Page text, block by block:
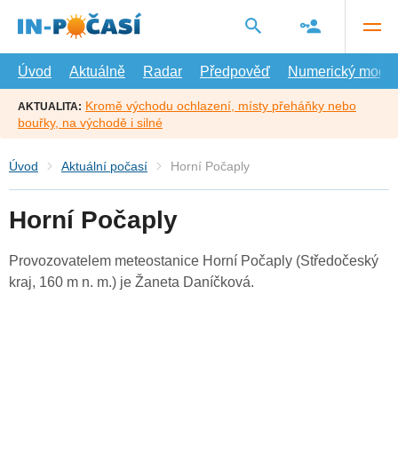
hlavní
Úvod
Aktuálně Radar Předpověď Numerický model
AKTUALITA: Kromě východu ochlazení, místy přeháňky nebo
bouřky, na východě i silné
Úvod Aktuální počasí Horní Počaply
Horní Počaply
Provozovatelem meteostanice Horní Počaply (Středočeský
kraj, 160 m n. m.) je Žaneta Daníčková.